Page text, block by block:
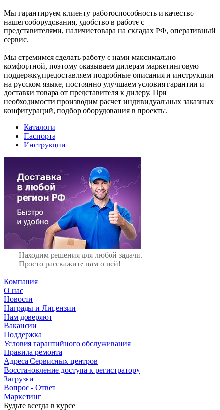
Мы гарантируем клиенту работоспособность и качество
нашегооборудования, удобство в работе с
представителями, наличиетовара на складах РФ, оперативный
сервис.
Мы стремимся сделать работу с нами максимально
комфортной, поэтому оказываем дилерам маркетинговую
поддержку,предоставляем подробные описания и инструкции
на русском языке, постоянно улучшаем условия гарантии и
доставки товара от представителя к дилеру. При
необходимости производим расчет индивидуальных заказных
конфигураций, подбор оборудования в проекты.
Каталоги
Паспорта
Инструкции
Находим решения для любой задачи.
Просто расскажите нам о ней!
Компания
О нас
Новости
Награды и Лицензии
Нам доверяют
Вакансии
Поддержка
Условия гарантийного обслуживания
Правила ремонта
Адреса Сервисных центров
Восстановление доступа к регистратору
Загрузки
Вопрос - Ответ
Маркетинг
Будьте всегда в курсе